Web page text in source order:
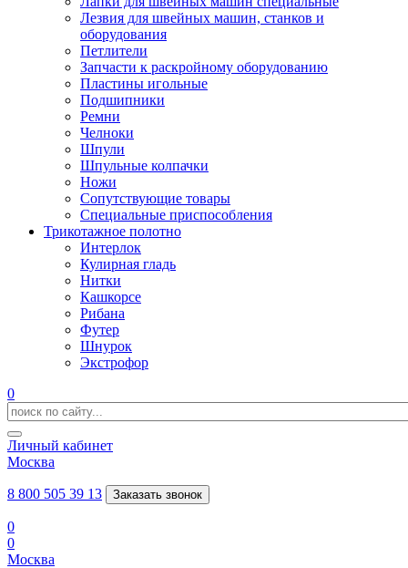
Лезвия для швейных машин, станков и
оборудования
Петлители
Запчасти к раскройному оборудованию
Пластины игольные
Подшипники
Ремни
Челноки
Шпули
Шпульные колпачки
Ножи
Сопутствующие товары
Специальные приспособления
Трикотажное полотно
Интерлок
Кулирная гладь
Нитки
Кашкорсе
Рибана
Футер
Шнурок
Экстрофор
0
Личный кабинет
Москва
8 800 505 39 13 Заказать звонок
0
0
Москва